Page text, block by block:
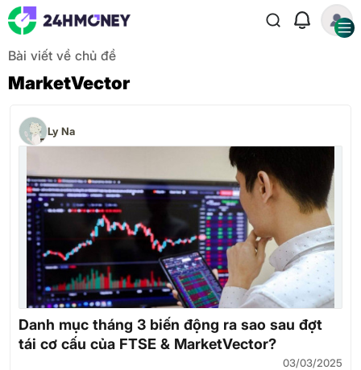
Bài viết về chủ đề
MarketVector
Ly Na
Danh mục tháng 3 biến động ra sao sau đợt
tái cơ cấu của FTSE & MarketVector?
03/03/2025